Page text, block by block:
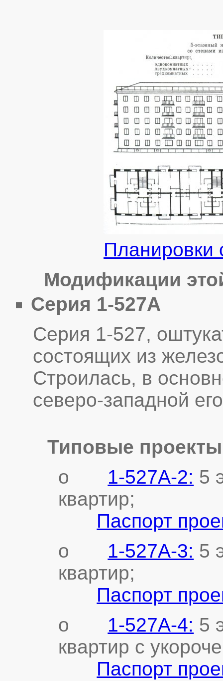
Планировки
Модификации
Серия 1-527А
Серия 1-527,
состоящих из
Строилась, в
северо-западной
Типовые
o 1-527А-2: 5
квартир;
Паспорт
o 1-527А-3: 5
квартир;
Паспорт
o 1-527А-4: 5
квартир с
Паспорт